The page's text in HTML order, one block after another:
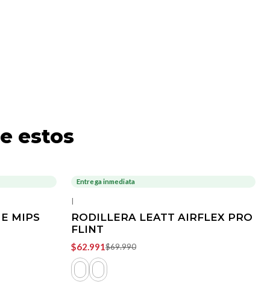
estos
MIPS
-10%
Entrega inmediata
|
RODILLERA LEATT AIRFLEX PRO
FLINT
$62.991$69.990